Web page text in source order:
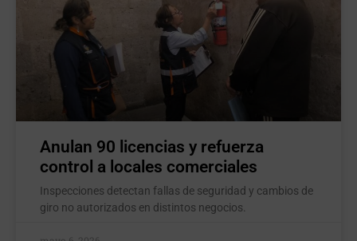
Anulan 90 licencias y refuerza
control a locales comerciales
Inspecciones detectan fallas de seguridad y cambios de
giro no autorizados en distintos negocios.